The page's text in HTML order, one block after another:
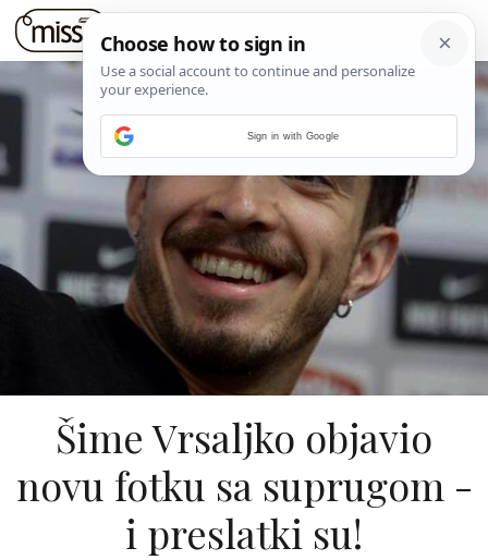
Šime Vrsaljko objavio
novu fotku sa suprugom -
i preslatki su!
Sign in with Google